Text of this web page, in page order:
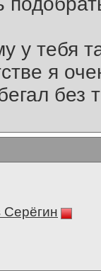
у тебя
я
без
Серёгин